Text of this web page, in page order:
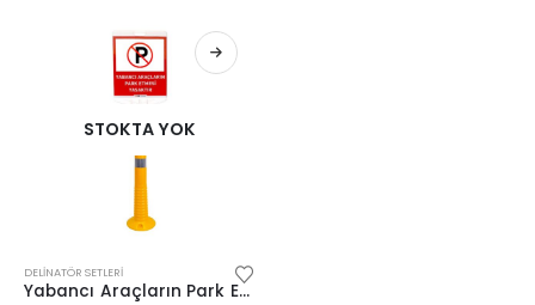
STOKTA YOK
DELINATÖR SETLERI
Yabancı Araçların Park Etmesi Yasaktır Çift Taraf Baskı Sarı Delinatör Seti